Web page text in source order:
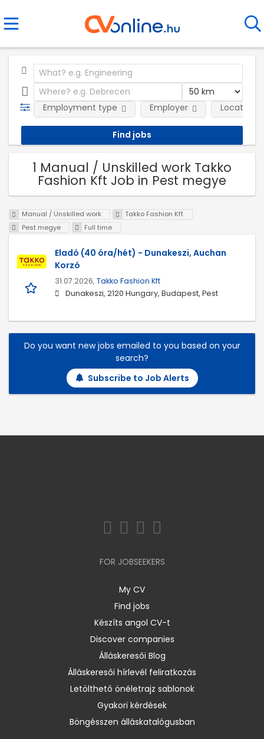
Employment type Employer Location
1 Manual / Unskilled work Takko
Fashion Kft Job in Pest megye
Manual / Unskilled work
Takko Fashion Kft
Pest megye
Full time
Eladó (40 óra/hét) - Dunakeszi, Auchan
Korzó
31.07.2026, Takko Fashion Kft
Dunakeszi, 2120 Hungary, Budapest, Pest
Do you want new jobs emailed to you based on your
search?
Subscribe to Job Alerts
FOR JOBSEEKERS
My CV
Find jobs
Készíts angol CV-t
Discover companies
Álláskeresői Blog
Álláskeresői hírlevél feliratkozás
Letölthető önéletrajz sablonok
Gyakori kérdések
Böngésszen álláskatalógusban